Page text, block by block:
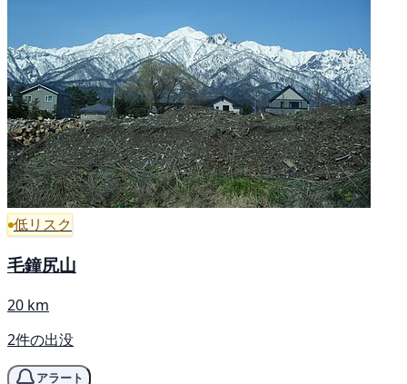
低リスク
毛鐘尻山
20 km
2件の出没
アラート